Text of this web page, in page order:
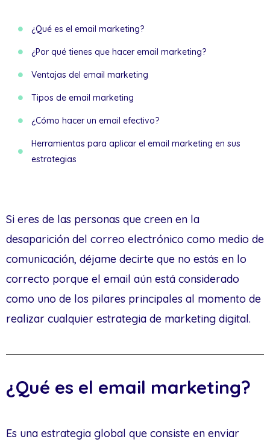
¿Qué es el email marketing?
¿Por qué tienes que hacer email marketing?
Ventajas del email marketing
Tipos de email marketing
¿Cómo hacer un email efectivo?
Herramientas para aplicar el email marketing en sus
estrategias
Si eres de las personas que creen en la
desaparición del correo electrónico como medio de
comunicación, déjame decirte que no estás en lo
correcto porque el email aún está considerado
como uno de los pilares principales al momento de
realizar cualquier estrategia de marketing digital.
¿Qué es el email marketing?
Es una estrategia global que consiste en enviar